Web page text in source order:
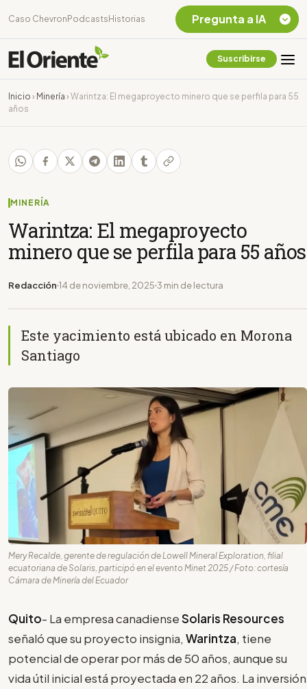
Caso Chevron Podcasts Historias
Suscribirse
Inicio › Minería › Warintza: El megaproyecto minero que se perfila para 55
años
MINERÍA
Warintza: El megaproyecto
minero que se perfila para 55 años
Redacción 14 de noviembre, 2025 3 min de lectura
Este yacimiento está ubicado en Morona
Santiago
Mery Recalde, gerente de regulación de Lowell Mineral Exploration, filial
ecuatoriana de Solaris, participó en el evento Minet 2025 / Foto: cortesía
Cámara de Minería del Ecuador
Quito- La empresa canadienseSolaris Resources
señaló que su proyecto insignia, Warintza, tiene
potencial de operar por más de 50 años, aunque su
vida útil inicial está proyectada en 22 años. La inversión
Pregunta a IA
Chevron Ecuador